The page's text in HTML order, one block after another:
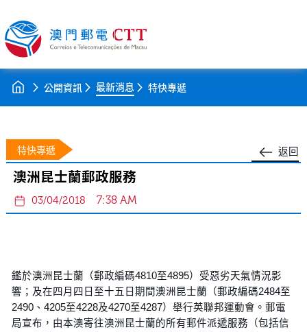
公開資訊 最新消息 特快專遞
返回
特快專遞
澳洲昆士蘭郵政服務
03/04/2018 7:38 AM
鑑於澳洲昆士蘭（郵政編碼4810至4895）受惡劣天氣情況影
響；及在四月四日至十五日期間澳洲昆士蘭（郵政編碼2484至
2490、4205至4228及4270至4287）舉行英聯邦運動會。郵電
局宣布，由本澳寄往澳洲昆士蘭的所有郵件派遞服務（包括信